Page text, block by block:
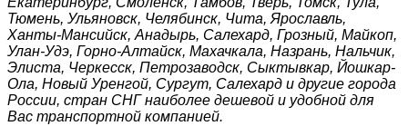
Тюмень, Ульяновск, Челябинск, Чита, Ярославль,
Ханты-Мансийск, Анадырь, Салехард, Грозный, Майкоп,
Улан-Удэ, Горно-Алтайск, Махачкала, Назрань, Нальчик,
Элиста, Черкесск, Петрозаводск, Сыктывкар, Йошкар-
Ола, Новый Уренгой, Сургут, Салехард и другие города
России, стран СНГ наиболее дешевой и удобной для
Вас транспортной компанией.